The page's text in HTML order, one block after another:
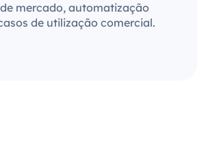
mercado, automatização
de utilização comercial.